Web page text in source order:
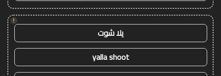
!
يلا شوت
yalla shoot